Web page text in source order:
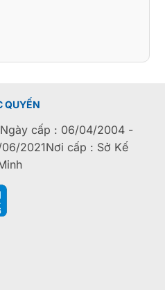
QUYẾN
cấp : 06/04/2004 -
2021Nơi cấp : Sở Kế